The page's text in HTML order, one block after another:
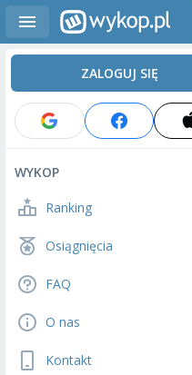
ZALOGUJ SIĘ
WYKOP
Ranking
Osiągnięcia
FAQ
O nas
Kontakt